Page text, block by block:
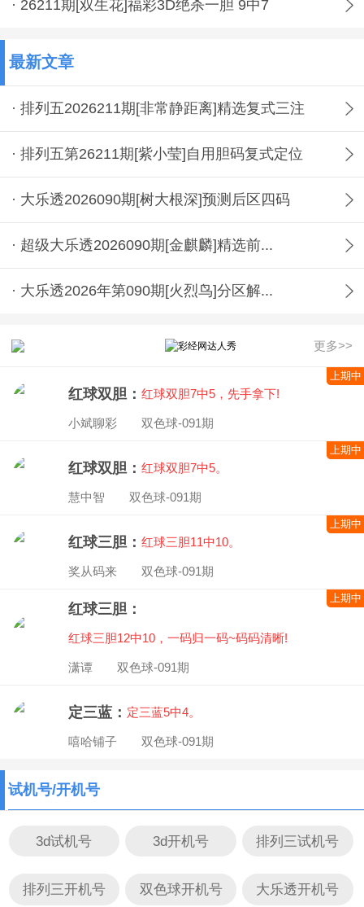
· 26211期[双生花]福彩3D绝杀一胆 9中7
最新文章
· 排列五2026211期[非常静距离]精选复式三注
· 排列五第26211期[紫小莹]自用胆码复式定位
· 大乐透2026090期[树大根深]预测后区四码
· 超级大乐透2026090期[金麒麟]精选前...
· 大乐透2026年第090期[火烈鸟]分区解...
更多>>
红球双胆： 红球双胆7中5，先手拿下!
小斌聊彩 双色球-091期
上期中
红球双胆： 红球双胆7中5。
慧中智 双色球-091期
上期中
红球三胆： 红球三胆11中10。
奖从码来 双色球-091期
上期中
红球三胆：
红球三胆12中10，一码归一码~码码清晰!
潇谭 双色球-091期
上期中
定三蓝： 定三蓝5中4。
嘻哈铺子 双色球-091期
试机号/开机号
3d试机号 3d开机号 排列三试机号
排列三开机号 双色球开机号 大乐透开机号